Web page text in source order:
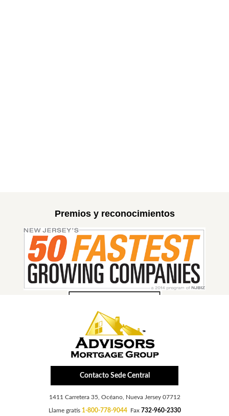
Premios y reconocimientos
Contacto Sede Central
1411 Carretera 35, Océano, Nueva Jersey 07712
Llame gratis 1-800-778-9044Fax 732-960-2330